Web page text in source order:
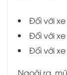
Đối với
Đối với
Đối với
Ngoài ra,